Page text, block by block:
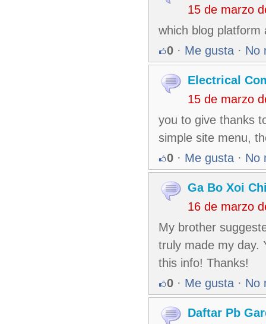
15 de marzo
which blog
0 · Me gusta · No
Electrical
15 de marzo
you to give thanks
simple site menu,
0 · Me gusta · No
Ga Bo Xoi
16 de marzo
My brother
truly made my day.
this info! Thanks!
0 · Me gusta · No
Daftar Pb